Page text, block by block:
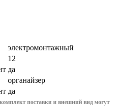
электромонтажный
12
да
органайзер
да
поставки и внешний вид могут